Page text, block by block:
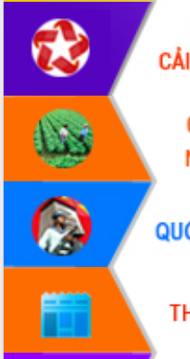
Hồ Thị Nguyên Thảo làm việc tại Trung
tâm Phục vụ hành chính công xã Ea
Phê
Xây dựng nền hành chính số đồng
hành cùng nông dân dân, doanh nghiệp
Giai đoạn 2026-2030, Đắk Lắk phấn
đấu có 77% xã đạt chuẩn nông thôn
mới
Chuyển đổi số 'mở đường' cho nông
nghiệp Đắk Lắk tăng trưởng bứt phá
Triển khai đồng bộ đo đạc, lập hồ sơ
địa chính, hoàn thiện cơ sở dữ liệu đất
Ứng dụng sinh trắc học - Bước tiến
trong hành trình chuyển đổi số tại Đắk
Đắk Lắk nâng cao hiệu quả công tác
Đảng từ Sổ tay đảng viên điện tử